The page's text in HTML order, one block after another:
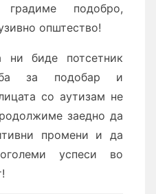
подобро,
општество!
ни биде потсетник
за подобар и
со аутизам не
заедно да
промени и да
успеси во